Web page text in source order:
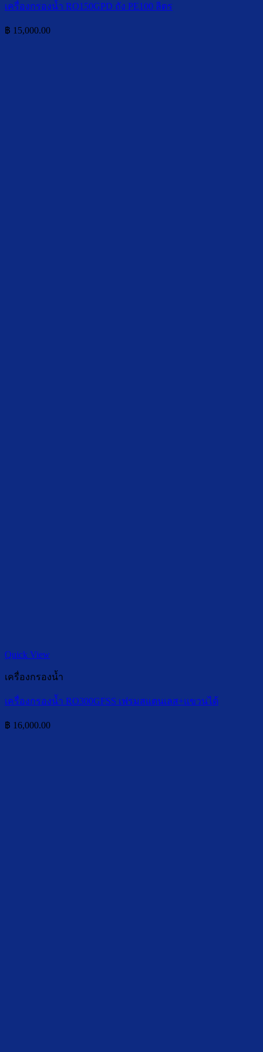
เครื่องกรองน้ำ RO150GPD ถัง PE100 ลิตร
฿ 15,000.00
Quick View
เครื่องกรองน้ำ
เครื่องกรองน้ำ RO300GFSS เฟรมสแตนเลส+แขวนได้
฿ 16,000.00